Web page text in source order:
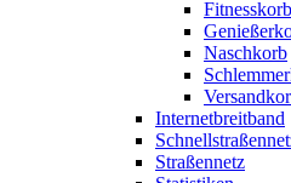
Fitnesskorb
Naschkorb
Internetbreitband
Straßennetz